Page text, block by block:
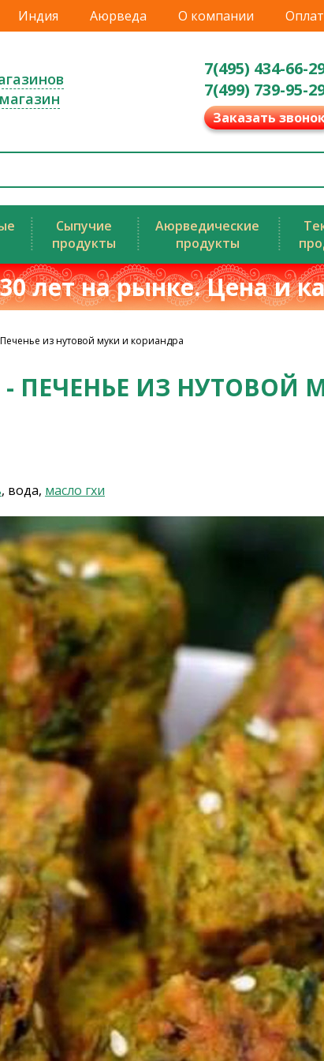
Индия Аюрведа О компании
7(495) 434-66-
7(499) 739-95-
Заказать
Сыпучие
продукты
Аюрведические
продукты
лет на рынке. Цена и
из нутовой муки и кориандра
ПЕЧЕНЬЕ ИЗ НУТОВОЙ
, вода, масло гхи